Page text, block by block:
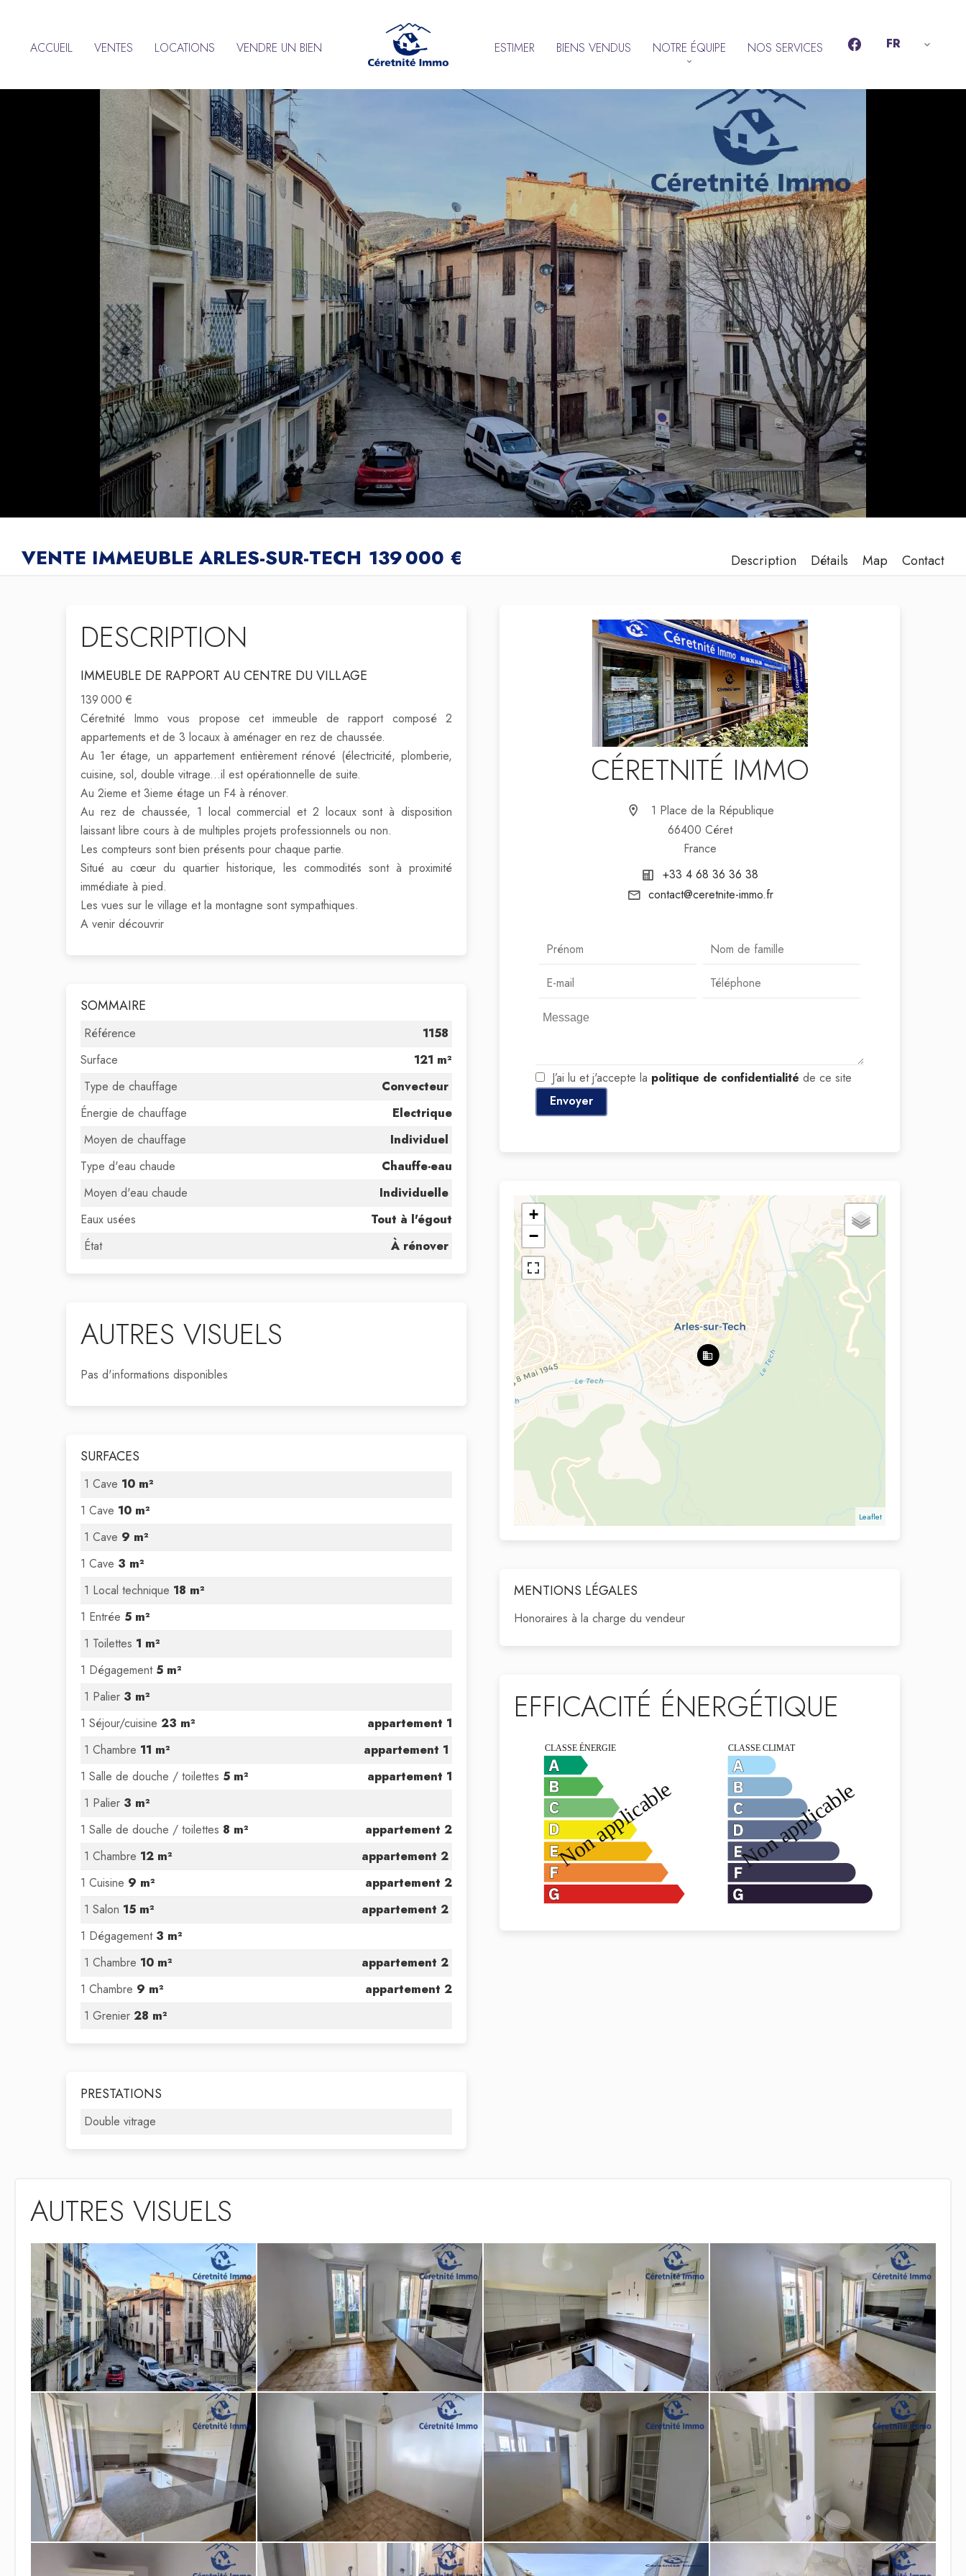
ACCUEIL VENTES LOCATIONS VENDRE UN BIEN ESTIMER BIENS VENDUS NOTRE ÉQUIPE NOS SERVICES FR
VENTE IMMEUBLE ARLES-SUR-TECH 139 000 € Description Détails Map Contact
DESCRIPTION
IMMEUBLE DE RAPPORT AU CENTRE DU VILLAGE
139 000 €
Céretnité Immo vous propose cet immeuble de rapport composé 2
appartements et de 3 locaux à aménager en rez de chaussée.
Au 1er étage, un appartement entièrement rénové (électricité, plomberie,
cuisine, sol, double vitrage...il est opérationnelle de suite.
Au 2ieme et 3ieme étage un F4 à rénover.
Au rez de chaussée, 1 local commercial et 2 locaux sont à disposition
laissant libre cours à de multiples projets professionnels ou non.
Les compteurs sont bien présents pour chaque partie.
Situé au cœur du quartier historique, les commodités sont à proximité
immédiate à pied.
Les vues sur le village et la montagne sont sympathiques.
A venir découvrir
SOMMAIRE
Référence
1158
Surface
121 m²
Type de chauffage
Convecteur
Énergie de chauffage
Electrique
Moyen de chauffage
Individuel
Type d'eau chaude
Chauffe-eau
Moyen d'eau chaude
Individuelle
Eaux usées
Tout à l'égout
État
À rénover
AUTRES VISUELS
Pas d'informations disponibles
SURFACES
1 Cave 10 m²
1 Cave 10 m²
1 Cave 9 m²
1 Cave 3 m²
1 Local technique 18 m²
1 Entrée 5 m²
1 Toilettes 1 m²
1 Dégagement 5 m²
1 Palier 3 m²
1 Séjour/cuisine 23 m²
appartement 1
1 Chambre 11 m²
appartement 1
1 Salle de douche / toilettes 5 m²
appartement 1
1 Palier 3 m²
1 Salle de douche / toilettes 8 m²
appartement 2
1 Chambre 12 m²
appartement 2
1 Cuisine 9 m²
appartement 2
1 Salon 15 m²
appartement 2
1 Dégagement 3 m²
1 Chambre 10 m²
appartement 2
1 Chambre 9 m²
appartement 2
1 Grenier 28 m²
PRESTATIONS
Double vitrage
CÉRETNITÉ IMMO
1 Place de la République
66400 Céret
France
+33 4 68 36 36 38
contact@ceretnite-immo.fr
J’ai lu et j'accepte la politique de confidentialité de ce site
Envoyer
+
−
Leaflet
MENTIONS LÉGALES
Honoraires à la charge du vendeur
EFFICACITÉ ÉNERGÉTIQUE
AUTRES VISUELS